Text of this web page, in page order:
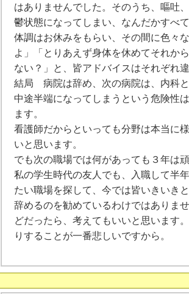
はありませんでした。そのうち、嘔吐
鬱状態になってしまい、なんだかすべ
体調はお休みをもらい、その間に色々
よ」「とりあえず身体を休めてそれか
ない？」と、皆アドバイスはそれぞれ違
結局 病院は辞め、次の病院は、内科と
中途半端になってしまうという危険性
ます。
看護師だからといっても分野は本当に
いと思います。
でも次の職場では何があっても３年は
私の学生時代の友人でも、入職して半
たい職場を探して、今では皆いきいき
辞めるのを勧めているわけではありま
どだったら、考えてもいいと思います
りすることが一番悲しいですから。